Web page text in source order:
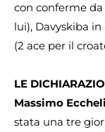
con conferme
lui), Davyskiba
(2 ace per il
LE
Massimo
stata una tre